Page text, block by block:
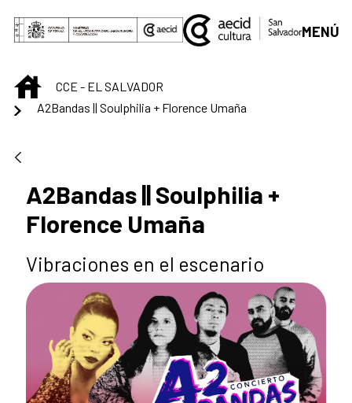
Saltar al contenido principal
MENÚ
INICIOCCE - EL SALVADOR
A2Bandas || Soulphilia + Florence Umaña
A2Bandas || Soulphilia +
Florence Umaña
Vibraciones en el escenario